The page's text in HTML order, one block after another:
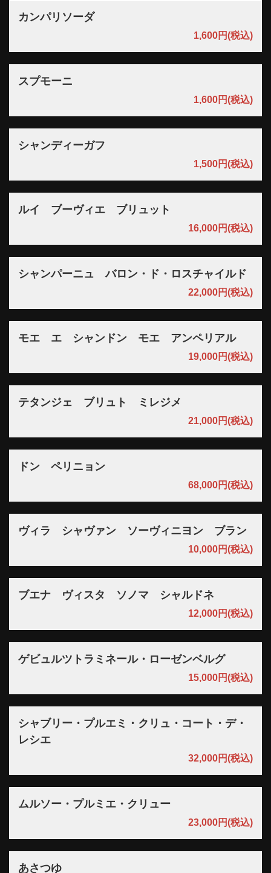
カンパリソーダ
1,600円(税込)
スプモーニ
1,600円(税込)
シャンディーガフ
1,500円(税込)
ルイ ブーヴィエ ブリュット
16,000円(税込)
シャンパーニュ バロン・ド・ロスチャイルド
22,000円(税込)
モエ エ シャンドン モエ アンペリアル
19,000円(税込)
テタンジェ ブリュト ミレジメ
21,000円(税込)
ドン ペリニョン
68,000円(税込)
ヴィラ シャヴァン ソーヴィニヨン ブラン
10,000円(税込)
ブエナ ヴィスタ ソノマ シャルドネ
12,000円(税込)
ゲビュルツトラミネール・ローゼンベルグ
15,000円(税込)
シャブリー・プルエミ・クリュ・コート・デ・
レシエ
32,000円(税込)
ムルソー・プルミエ・クリュー
23,000円(税込)
あさつゆ